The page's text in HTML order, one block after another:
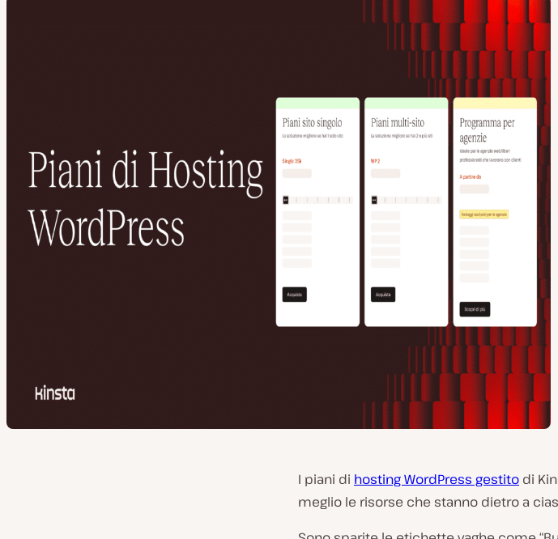
I piani di hosting WordPress gestito di
meglio le risorse che stanno dietro a